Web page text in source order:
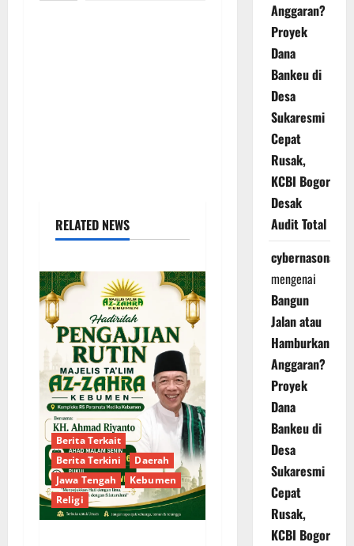
RELATED NEWS
Berita Terkait
Berita Terkini
Daerah
Jawa Tengah
Kebumen
Religi
Anggaran?
Proyek
Dana
Bankeu di
Desa
Sukaresmi
Cepat
Rusak,
KCBI Bogor
Desak
Audit Total
cybernasonal
mengenai
Bangun
Jalan atau
Hamburkan
Anggaran?
Proyek
Dana
Bankeu di
Desa
Sukaresmi
Cepat
Rusak,
KCBI Bogor